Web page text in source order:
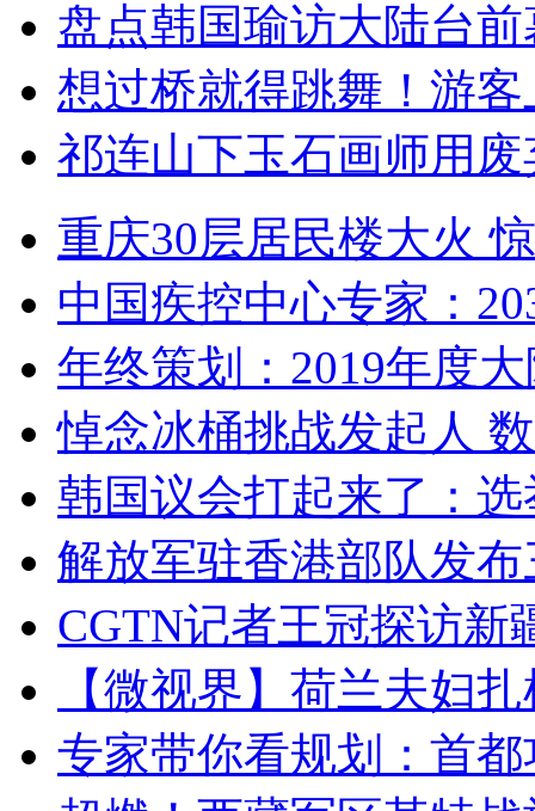
盘点韩国瑜访大陆台
想过桥就得跳舞！游客
祁连山下玉石画师用
重庆30层居民楼大火
中国疾控中心专家：
年终策划：2019年度
悼念冰桶挑战发起人
韩国议会打起来了：
解放军驻香港部队发
CGTN记者王冠探访新
【微视界】荷兰夫妇
专家带你看规划：首